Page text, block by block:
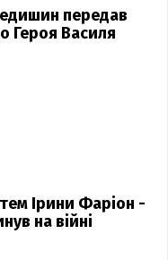
передав
Героя Василя
Ірини Фаріон -
на війні